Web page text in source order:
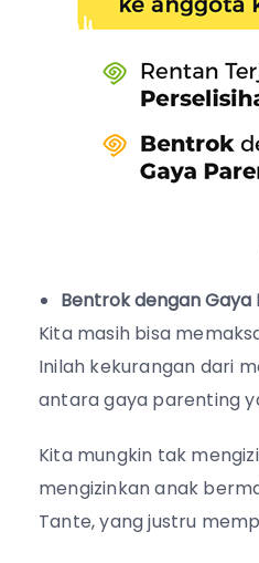
Bentrok dengan Gaya
Kita masih bisa
Inilah kekurangan dari
antara gaya parenting
Kita mungkin tak
mengizinkan anak
Tante, yang justru